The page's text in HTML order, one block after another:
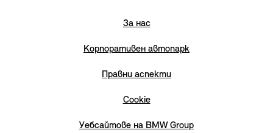
За нас
Корпоративен автопарк
Правни аспекти
Cookie
Уебсайтове на BMW Group